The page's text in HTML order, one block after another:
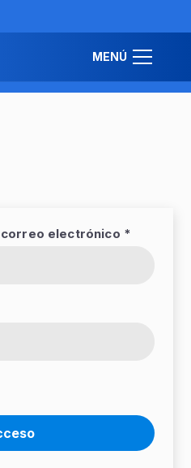
MENÚ
A
electrónico *